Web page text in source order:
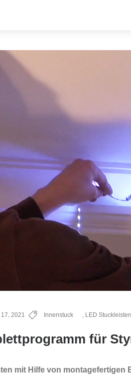
2021 Innenstuck LED Stuckleisten
für
mit Hilfe von montagefertigen